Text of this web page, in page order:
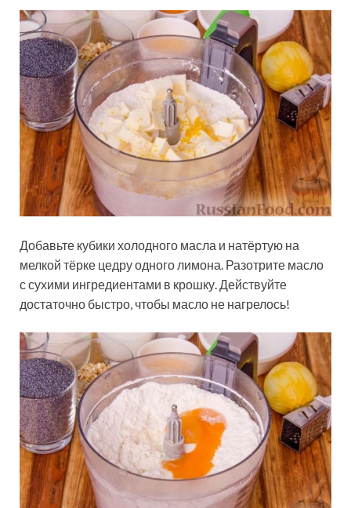
Добавьте кубики холодного масла и натёртую на
мелкой тёрке цедру одного лимона. Разотрите масло
с сухими ингредиентами в крошку. Действуйте
достаточно быстро, чтобы масло не нагрелось!